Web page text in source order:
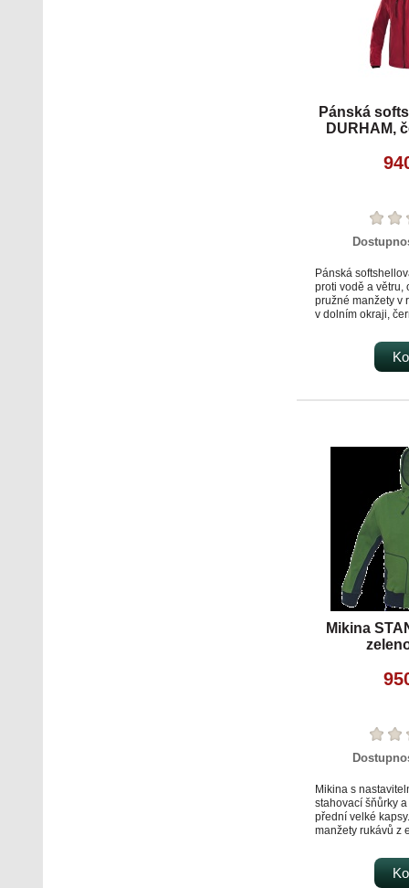
Pánská
DURHAM,
Pánská
proti vodě a větru,
pružné manžety v
v dolním okraji,
TPU membrána,
proti průniku
mimo materiálu
Mikina
Mikina s
stahovací šňůrky
přední velké
manžety rukávů z